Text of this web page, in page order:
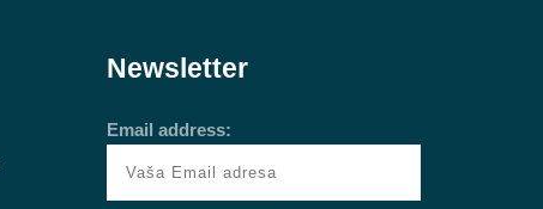
Newsletter
Email address: